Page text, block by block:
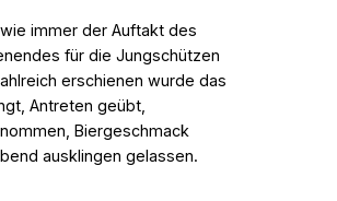
immer der Auftakt des
für die Jungschützen
erschienen wurde das
Antreten geübt,
Biergeschmack
ausklingen gelassen.